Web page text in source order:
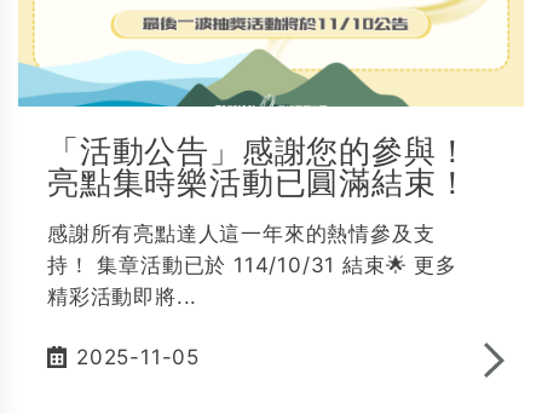
「活動公告」感謝您的參與！
亮點集時樂活動已圓滿結束！
感謝所有亮點達人這一年來的熱情參及支
持！ 集章活動已於 114/10/31 結束🌟 更多
精彩活動即將...
2025-11-05